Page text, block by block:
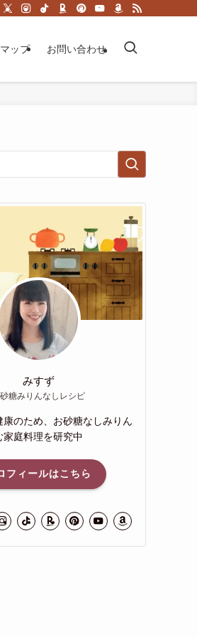
ップ お問い合わせ
みすず
糖みりんなしレシピ
康のため、お砂糖なしみりん
家庭料理を研究中
フィールはこちら